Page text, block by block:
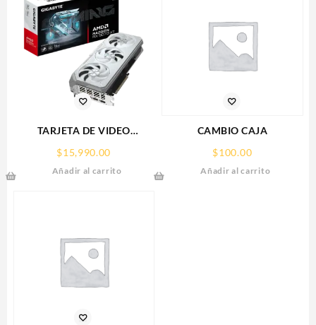
TARJETA DE VIDEO
R907XGAMINGOCICE-16GD)
RX 9070
$15,990.00
Añadir al carrito
CAMBIO CAJA
$100.00
Añadir al carrito